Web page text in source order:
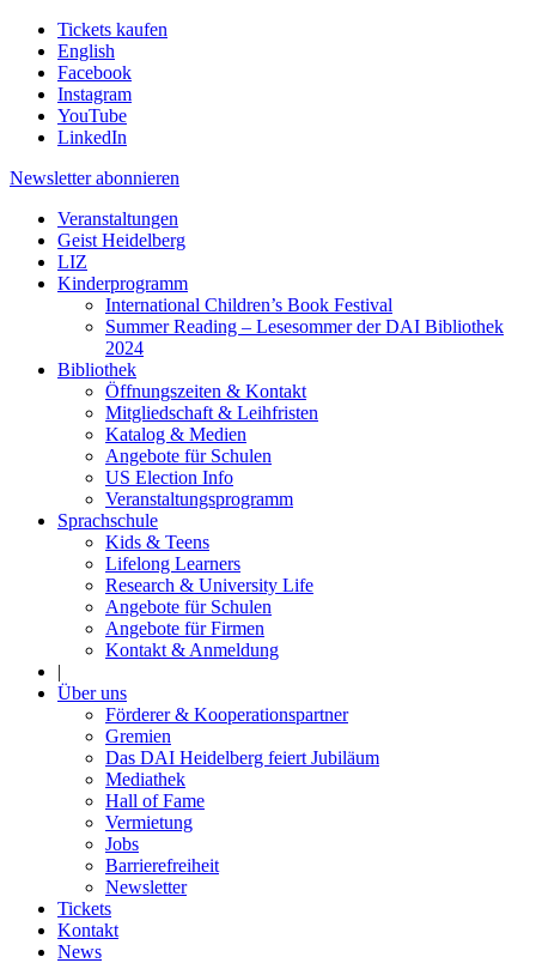
Tickets kaufen
English
Facebook
Instagram
YouTube
LinkedIn
Newsletter abonnieren
Veranstaltungen
Geist Heidelberg
LIZ
Kinderprogramm
International Children’s Book Festival
Summer Reading – Lesesommer der DAI Bibliothek
2024
Bibliothek
Öffnungszeiten & Kontakt
Mitgliedschaft & Leihfristen
Katalog & Medien
Angebote für Schulen
US Election Info
Veranstaltungsprogramm
Sprachschule
Kids & Teens
Lifelong Learners
Research & University Life
Angebote für Schulen
Angebote für Firmen
Kontakt & Anmeldung
|
Über uns
Förderer & Kooperationspartner
Gremien
Das DAI Heidelberg feiert Jubiläum
Mediathek
Hall of Fame
Vermietung
Jobs
Barrierefreiheit
Newsletter
Tickets
Kontakt
News